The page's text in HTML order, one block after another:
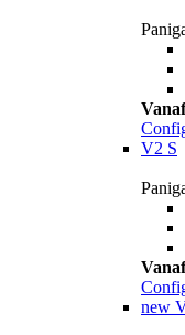
V2 S
new